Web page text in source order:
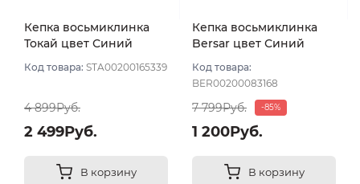
Кепка восьмиклинка
Токай цвет Синий
Код товара: STA00200165339
4 899Руб.
2 499Руб.
В корзину
Кепка восьмиклинка
Bersar цвет Синий
Код товара:
BER00200083168
7 799Руб. -85%
1 200Руб.
В корзину